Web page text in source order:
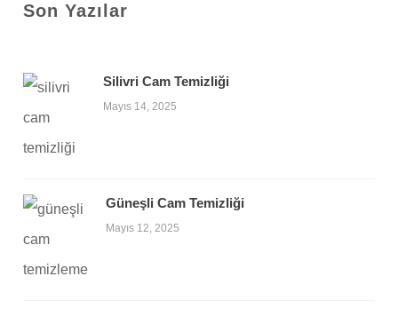
Son Yazılar
Silivri Cam Temizliği
Mayıs 14, 2025
Güneşli Cam Temizliği
Mayıs 12, 2025